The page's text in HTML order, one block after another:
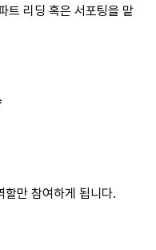
트 리딩 혹은 서포팅을 맡
만 참여하게 됩니다.